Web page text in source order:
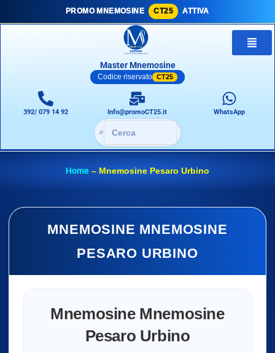
PROMO MNEMOSINE CT25 ATTIVA
Master Mnemosine
Codice riservato CT25
392/ 079 14 92 Info@promoCT25.it WhatsApp
🔎
Home – Mnemosine Pesaro Urbino
MNEMOSINE MNEMOSINE
PESARO URBINO
Mnemosine Mnemosine
Pesaro Urbino